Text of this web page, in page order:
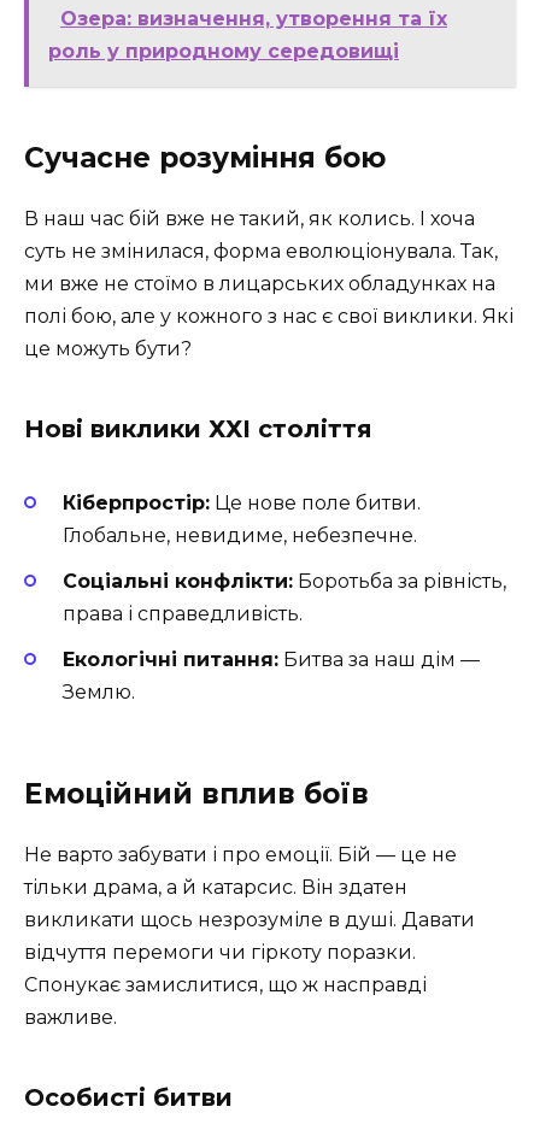
Озера: визначення, утворення та їх
роль у природному середовищі
Сучасне розуміння бою
В наш час бій вже не такий, як колись. І хоча
суть не змінилася, форма еволюціонувала. Так,
ми вже не стоїмо в лицарських обладунках на
полі бою, але у кожного з нас є свої виклики. Які
це можуть бути?
Нові виклики ХХІ століття
Кіберпростір: Це нове поле битви.
Глобальне, невидиме, небезпечне.
Соціальні конфлікти: Боротьба за рівність,
права і справедливість.
Екологічні питання: Битва за наш дім —
Землю.
Емоційний вплив боїв
Не варто забувати і про емоції. Бій — це не
тільки драма, а й катарсис. Він здатен
викликати щось незрозуміле в душі. Давати
відчуття перемоги чи гіркоту поразки.
Спонукає замислитися, що ж насправді
важливе.
Особисті битви